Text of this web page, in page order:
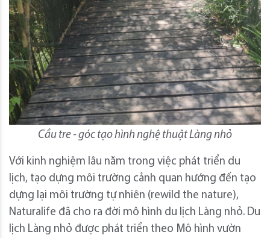
Cầu tre - góc tạo hình nghệ thuật Làng nhỏ
Với kinh nghiệm lâu năm trong việc phát triển du
lịch, tạo dựng môi trường cảnh quan hướng đến tạo
dựng lại môi trường tự nhiên (rewild the nature),
Naturalife đã cho ra đời mô hình du lịch Làng nhỏ. Du
lịch Làng nhỏ được phát triển theo Mô hình vườn